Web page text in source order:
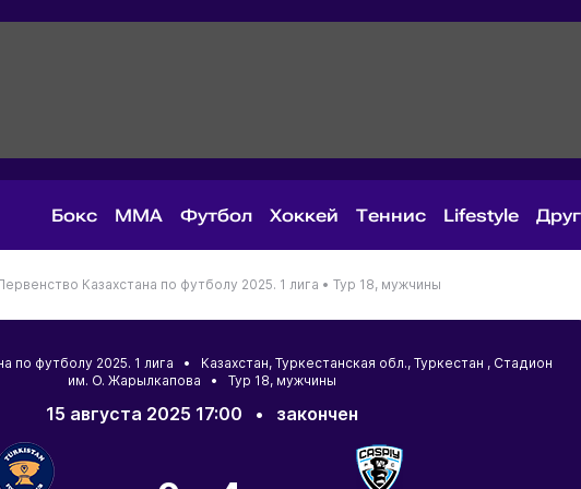
Бокс MMA Футбол Хоккей Теннис Lifestyle
Казахстана по футболу 2025. 1 лига • Тур 18, мужчины
по футболу 2025. 1 лига • Казахстан, Туркестанская обл., Туркестан , Стадион
им. О. Жарылкапова • Тур 18, мужчины
15 августа 2025 17:00 • закончен